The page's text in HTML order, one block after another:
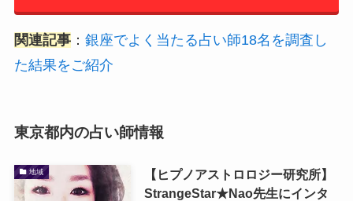
関連記事： 銀座でよく当たる占い師18名を調査し
た結果をご紹介
東京都内の占い師情報
地域
【ヒプノアストロロジー研究所】
StrangeStar★Nao先生にインタ